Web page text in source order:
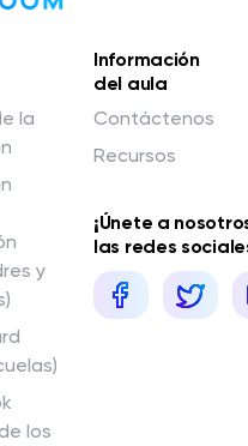
la
y
los
Información
del aula
Contáctenos
Recursos
¡Únete a
las redes